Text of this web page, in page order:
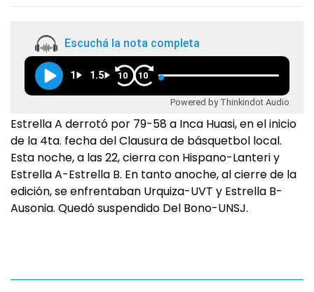
Escuchá la nota completa
1 1.5 10 10
Powered by Thinkindot Audio
Estrella A derrotó por 79-58 a Inca Huasi, en el inicio
de la 4ta. fecha del Clausura de básquetbol local.
Esta noche, a las 22, cierra con Hispano-Lanteri y
Estrella A-Estrella B. En tanto anoche, al cierre de la
edición, se enfrentaban Urquiza-UVT y Estrella B-
Ausonia. Quedó suspendido Del Bono-UNSJ.